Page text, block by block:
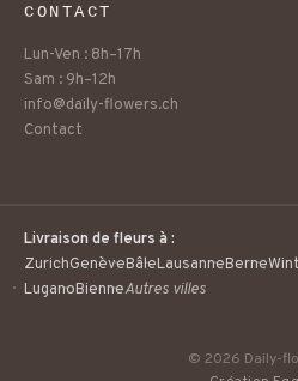
CONTACT
Lun-Ven : 8h–17h
Sam : 9h–12h
info@daily-flowers.ch
Contact
Livraison de fleurs à :
ZurichGenèveBâleLausanneBerne
LuganoBienneAutres villes
© 2026 Daily-